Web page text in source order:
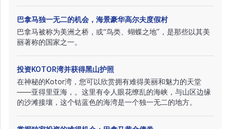
巴拿马独一无二的机会，海景豪华高尔夫度假村
巴拿马被称为美洲之桥，或“鸟类、蝴蝶之地”，是那些以其美
丽著称的国家之一。
投资KOTOR湾并获得黑山护照
在神秘的Kotor湾，您可以欣赏拥有难得美丽和魅力的天堂
——亚得里亚海，。这里有令人眼花缭乱的海峡，与山区边缘
的沙滩接壤，这个钴蓝色的海湾是一个独一无二的地方。